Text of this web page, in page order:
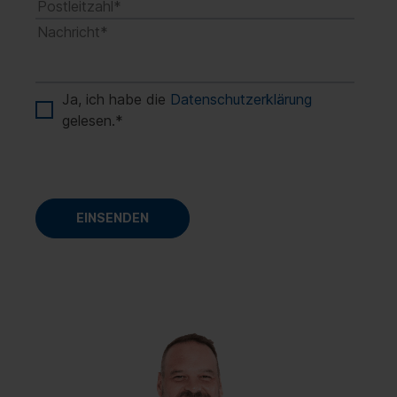
Ja, ich habe die Datenschutzerklärung
gelesen.*